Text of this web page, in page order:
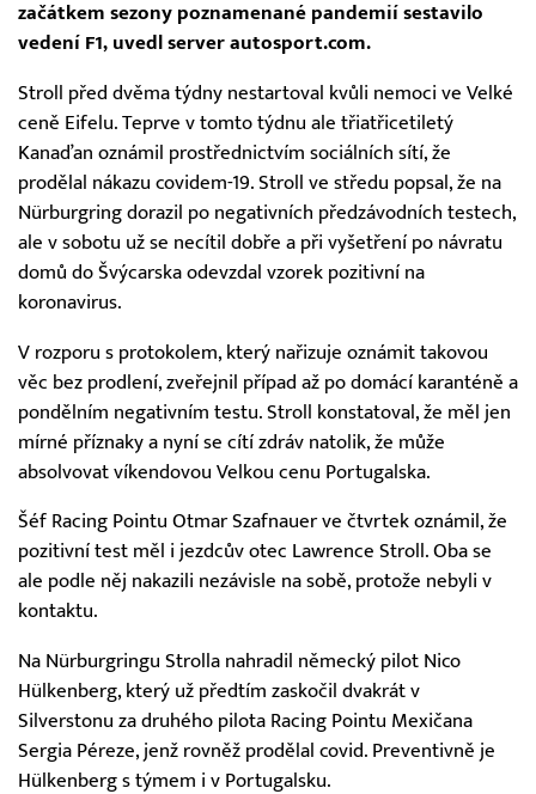
začátkem sezony poznamenané pandemií sestavilo
vedení F1, uvedl server autosport.com.
Stroll před dvěma týdny nestartoval kvůli nemoci ve Velké
ceně Eifelu. Teprve v tomto týdnu ale třiatřicetiletý
Kanaďan oznámil prostřednictvím sociálních sítí, že
prodělal nákazu covidem-19. Stroll ve středu popsal, že na
Nürburgring dorazil po negativních předzávodních testech,
ale v sobotu už se necítil dobře a při vyšetření po návratu
domů do Švýcarska odevzdal vzorek pozitivní na
koronavirus.
V rozporu s protokolem, který nařizuje oznámit takovou
věc bez prodlení, zveřejnil případ až po domácí karanténě a
pondělním negativním testu. Stroll konstatoval, že měl jen
mírné příznaky a nyní se cítí zdráv natolik, že může
absolvovat víkendovou Velkou cenu Portugalska.
Šéf Racing Pointu Otmar Szafnauer ve čtvrtek oznámil, že
pozitivní test měl i jezdcův otec Lawrence Stroll. Oba se
ale podle něj nakazili nezávisle na sobě, protože nebyli v
kontaktu.
Na Nürburgringu Strolla nahradil německý pilot Nico
Hülkenberg, který už předtím zaskočil dvakrát v
Silverstonu za druhého pilota Racing Pointu Mexičana
Sergia Péreze, jenž rovněž prodělal covid. Preventivně je
Hülkenberg s týmem i v Portugalsku.